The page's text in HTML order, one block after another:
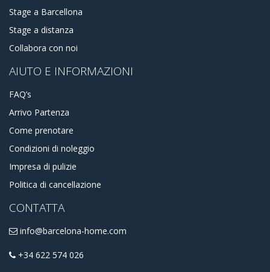
Stage a Barcellona
Stage a distanza
Collabora con noi
AIUTO E INFORMAZIONI
FAQ’s
Arrivo Partenza
Come prenotare
Condizioni di noleggio
Impresa di pulizie
Politica di cancellazione
CONTATTA
info@barcelona-home.com
+34 622 574 026